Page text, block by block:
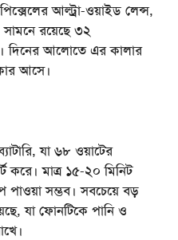
আল্ট্রা-ওয়াইড লেন্স,
রয়েছে ৩২
দিনের আলোতে এর কালার
আসে।
যা ৬৮ ওয়াটের
করে। মাত্র ১৫-২০ মিনিট
পাওয়া সম্ভব। সবচেয়ে বড়
যা ফোনটিকে পানি ও